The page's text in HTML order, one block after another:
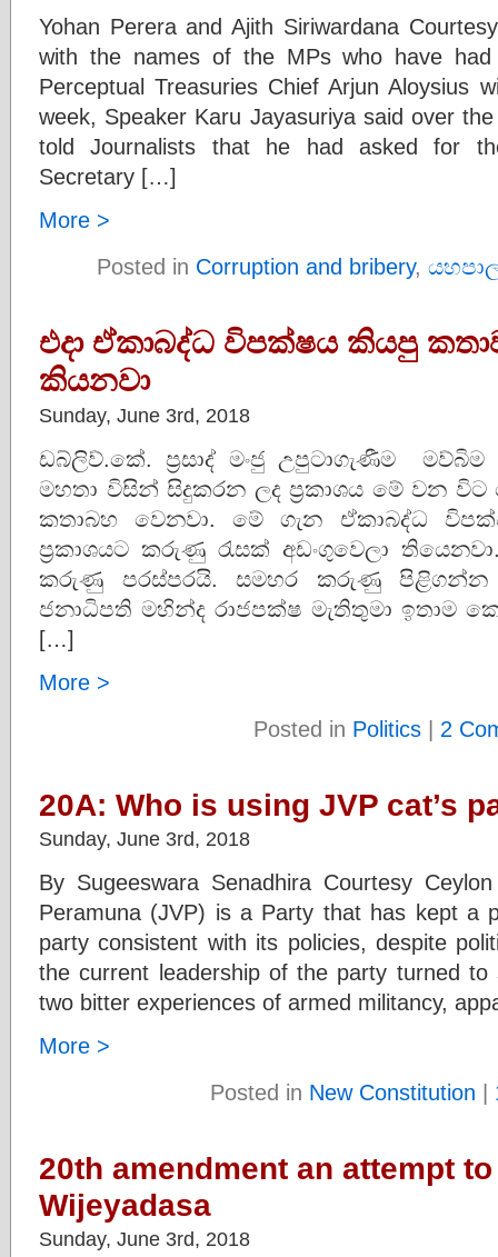
Yohan Perera and Ajith Siriwardana
with the names of the MPs who have had
Perceptual Treasuries Chief Arjun Aloysius
week, Speaker Karu Jayasuriya said over
told Journalists that he had asked for
Secretary […]
More >
Posted in Corruption and bribery,
එදා ඒකාබද්ධ විපක්ෂය කියපු
කියනවා
Sunday, June 3rd, 2018
ඩබ්ලිව්.කේ. ප්‍රසාද් මංජු උපුටාගැණීම
මහතා විසින් සිදුකරන ලද ප්‍රකාශය මේ වන විට
කතාබහ වෙනවා. මේ ගැන ඒකාබද්ධ
ප්‍රකාශයට කරුණු රැසක් අඩංගුවෙලා
කරුණු පරස්පරයි. සමහර කරුණු පිළිගන්න
ජනාධිපති මහින්ද රාජපක්ෂ මැතිතුමා ඉතාම
[…]
More >
Posted in Politics | 2
20A: Who is using JVP cat’s
Sunday, June 3rd, 2018
By Sugeeswara Senadhira Courtesy
Peramuna (JVP) is a Party that has kept a
party consistent with its policies, despite
the current leadership of the party turned to
two bitter experiences of armed militancy,
More >
Posted in New Constitution |
20th amendment an attempt
Wijeyadasa
Sunday, June 3rd, 2018